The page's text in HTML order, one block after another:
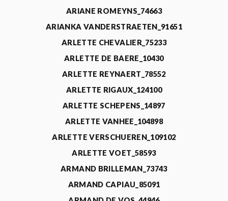
ARIANE ROMEYNS_74663
ARIANKA VANDERSTRAETEN_91651
ARLETTE CHEVALIER_75233
ARLETTE DE BAERE_10430
ARLETTE REYNAERT_78552
ARLETTE RIGAUX_124100
ARLETTE SCHEPENS_14897
ARLETTE VANHEE_104898
ARLETTE VERSCHUEREN_109102
ARLETTE VOET_58593
ARMAND BRILLEMAN_73743
ARMAND CAPIAU_85091